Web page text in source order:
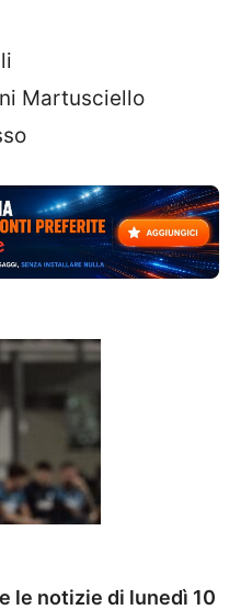
Martusciello
le notizie di lunedì 10